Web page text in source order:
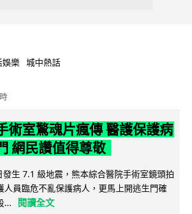
娛樂 城中熱話
術室驚魂片瘋傳 醫護保護病
網民讚值得尊敬
生 7.1 級地震，熊本綜合醫院手術室鏡頭拍
人員臨危不亂保護病人，更馬上開逃生門確
...
閱讀全文